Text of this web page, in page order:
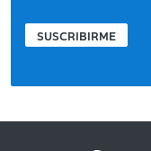
SUSCRIBIRME